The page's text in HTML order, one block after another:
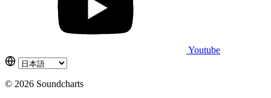
Youtube
© 2026 Soundcharts